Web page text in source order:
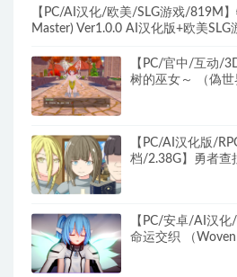
【PC/AI汉化/欧美/SLG游戏/819M
Master) Ver1.0.0 AI汉化版+欧美SLG
【PC/官中/互动/
树的巫女～ （偽
【PC/AI汉化版/
档/2.38G】勇者查
【PC/安卓/AI汉化
命运交织 （